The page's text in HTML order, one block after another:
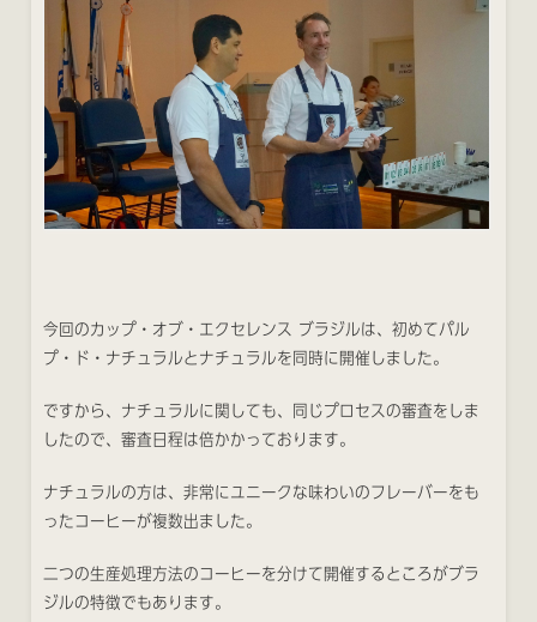
今回のカップ・オブ・エクセレンス ブラジルは、初めてパル
プ・ド・ナチュラルとナチュラルを同時に開催しました。
ですから、ナチュラルに関しても、同じプロセスの審査をしま
したので、審査日程は倍かかっております。
ナチュラルの方は、非常にユニークな味わいのフレーバーをも
ったコーヒーが複数出ました。
二つの生産処理方法のコーヒーを分けて開催するところがブラ
ジルの特徴でもあります。